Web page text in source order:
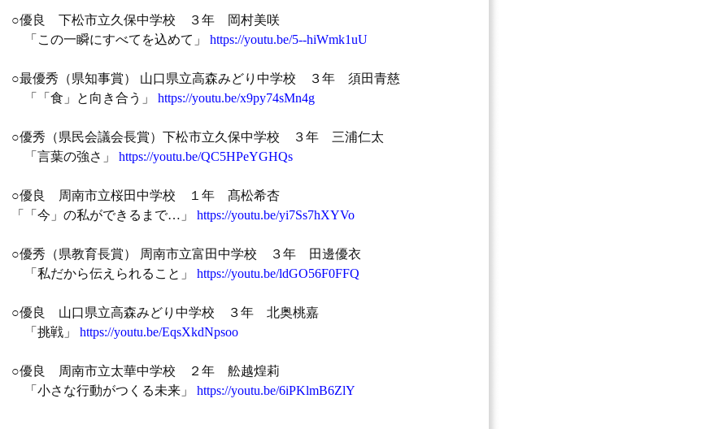
○優良 下松市立久保中学校 ３年 岡村美咲
「この一瞬にすべてを込めて」 https://youtu.be/5--hiWmk1uU
○最優秀（県知事賞） 山口県立高森みどり中学校 ３年 須田青慈
「「食」と向き合う」 https://youtu.be/x9py74sMn4g
○優秀（県民会議会長賞）下松市立久保中学校 ３年 三浦仁太
「言葉の強さ」 https://youtu.be/QC5HPeYGHQs
○優良 周南市立桜田中学校 １年 髙松希杏
「「今」の私ができるまで…」 https://youtu.be/yi7Ss7hXYVo
○優秀（県教育長賞） 周南市立富田中学校 ３年 田邊優衣
「私だから伝えられること」 https://youtu.be/ldGO56F0FFQ
○優良 山口県立高森みどり中学校 ３年 北奥桃嘉
「挑戦」 https://youtu.be/EqsXkdNpsoo
○優良 周南市立太華中学校 ２年 舩越煌莉
「小さな行動がつくる未来」 https://youtu.be/6iPKlmB6ZlY